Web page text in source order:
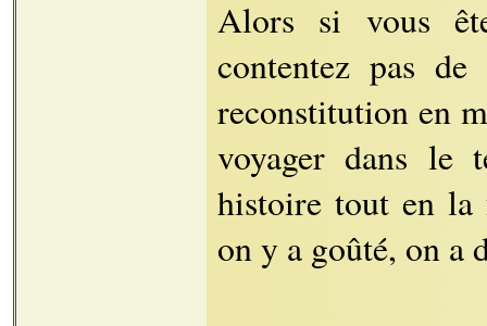
Alors si vous
contentez pas
reconstitution en
voyager dans le
histoire tout en la
on y a goûté, on a